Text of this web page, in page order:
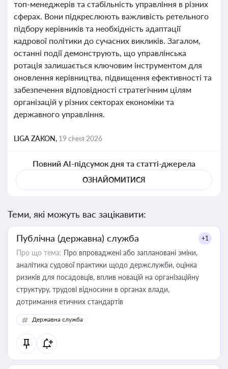
топ-менеджерів та стабільність управління в різних
сферах. Вони підкреслюють важливість ретельного
підбору керівників та необхідність адаптації
кадрової політики до сучасних викликів. Загалом,
останні події демонструють, що управлінська
ротація залишається ключовим інструментом для
оновлення керівництва, підвищення ефективності та
забезпечення відповідності стратегічним цілям
організацій у різних секторах економіки та
державного управління.
LIGA ZAKON, 19 січня 2026
Повний AI-підсумок дня та статті-джерела
ОЗНАЙОМИТИСЯ
Теми, які можуть вас зацікавити:
Публічна (державна) служба +1
Про що тема: Про впроваджені або заплановані зміни,
аналітика судової практики щодо держслужби, оцінка
ризиків для посадовців, вплив новацій на організаційну
структуру, трудові відносини в органах влади,
дотримання етичних стандартів
Державна служба